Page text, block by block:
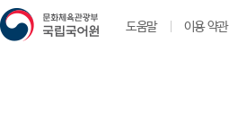
도움말 이용 약관